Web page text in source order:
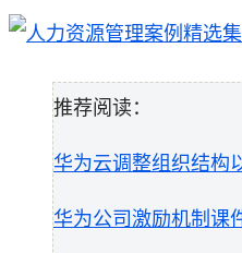
推荐阅读：
华为云调整组织结构
华为公司激励机制课